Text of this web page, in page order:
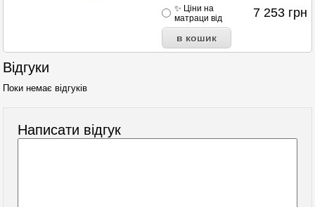
✨ Ціни на
матраци від
7 253 грн
Відгуки
Поки немає відгуків
Написати відгук